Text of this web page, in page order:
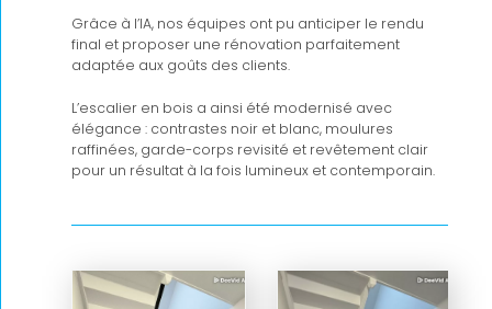
Grâce à l’IA, nos équipes ont pu anticiper le rendu
final et proposer une rénovation parfaitement
adaptée aux goûts des clients.
L’escalier en bois a ainsi été modernisé avec
élégance : contrastes noir et blanc, moulures
raffinées, garde-corps revisité et revêtement clair
pour un résultat à la fois lumineux et contemporain.